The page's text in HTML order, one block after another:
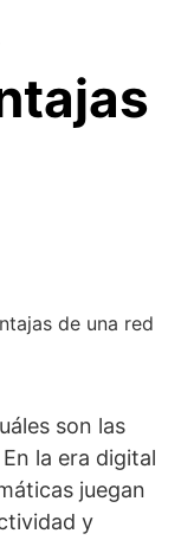
de una red
son las
la era digital
juegan
y